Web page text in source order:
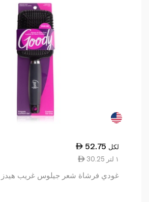
52.75 لكل
30.25 ١ لتر
غودي فرشاة شعر جيلوس غريب هيدز